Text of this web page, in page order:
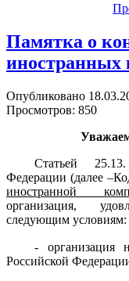
Памятка о
иностранных
Опубликовано
Просмотров: 850
Статьей
Федерации (далее
иностранной
организация,
следующим условиям:
- организация
Российской